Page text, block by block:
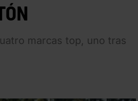
marcas top, uno tras